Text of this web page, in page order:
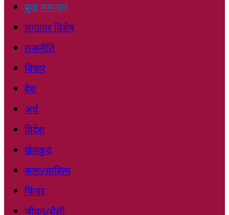
प्रमुख समाचार
लगातार विशेष
राजनीति
विचार
देश
अर्थ
विदेश
खेलकुद
कला/साहित्य
फिचर
जीवन/शैली